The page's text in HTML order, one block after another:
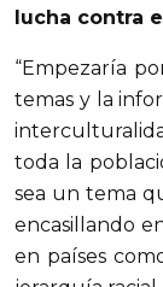
lucha contra
“Empezaría
temas y la
toda la
sea un tema
encasillando
en países